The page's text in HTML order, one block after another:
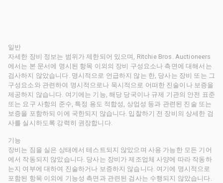
일반
자세한 장비 정보는 범위가 제한되어 있으며, Ritchie Bros. Auctioneers
에서는 본 문서에 명시된 항목 이외의 장비 구성요소나 측면에 대해서는
검사하지 않았습니다. 명시적으로 언급하지 않는 한, 당사는 장비 또는 그
구성요소와 관련하여 명시적으로나 묵시적으로 어떠한 진술이나 보증을
제공하지 않습니다. 여기에는 기능, 해당 당국이나 규제 기관의 안전 표준
또는 요구 사항의 준수, 특정 용도 적합성, 상업성 등과 관련된 진술 또는
보증을 포함하되 이에 국한되지 않습니다. 입찰하기 전 장비의 상세한 검
사를 실시하도록 강력히 권장합니다.
기능
장비는 짐을 실은 상태에서 테스트되지 않았으며 사용 가능한 모든 기어
에서 작동되지 않았습니다. 당사는 장비가 제조업체 사양에 따라 작동하
는지 여부에 대하여 진술하거나 보증하지 않습니다. 여기에 명시적으로
포함된 항목 이외에 기능성 측면과 관련된 검사는 수행되지 않았습니다.